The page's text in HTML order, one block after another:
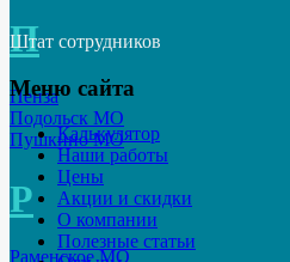
П
Пенза
Подольск МО
Пушкино МО
Р
Раменское МО
Штат сотрудников
Меню сайта
Калькулятор
Наши работы
Цены
Акции и скидки
О компании
Полезные статьи